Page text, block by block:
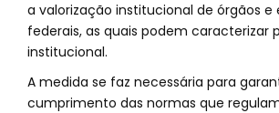
a valorização institucional de órgãos e
federais, as quais podem caracterizar
institucional.
A medida se faz necessária para
cumprimento das normas que